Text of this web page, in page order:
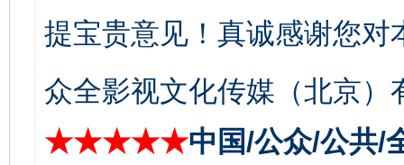
提宝贵意见！真诚感谢您
众全影视文化传媒（北京）
★★★★★中国/公众/公共/
千年窑火 生生不息